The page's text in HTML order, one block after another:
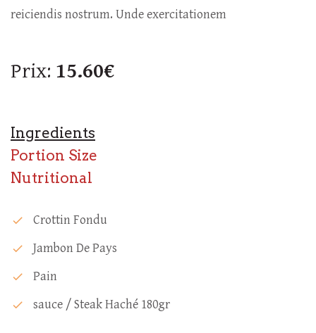
reiciendis nostrum. Unde exercitationem
Prix: 15.60€
Ingredients
Portion Size
Nutritional
check Crottin Fondu
check Jambon De Pays
check Pain
check Sauce / Steak Haché 180gr